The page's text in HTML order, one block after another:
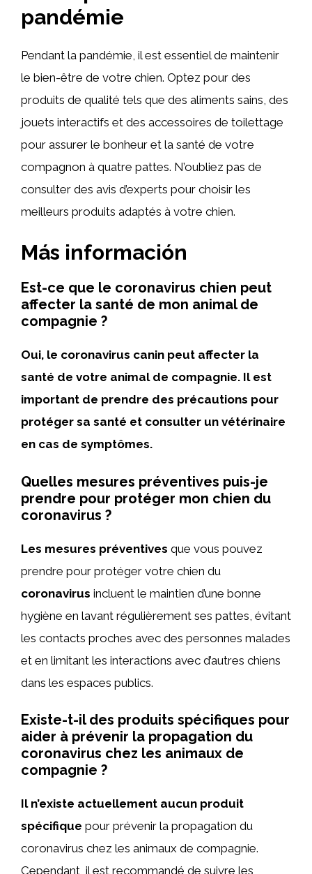
pandémie
Pendant la pandémie, il est essentiel de maintenir
le bien-être de votre chien. Optez pour des
produits de qualité tels que des aliments sains, des
jouets interactifs et des accessoires de toilettage
pour assurer le bonheur et la santé de votre
compagnon à quatre pattes. N’oubliez pas de
consulter des avis d’experts pour choisir les
meilleurs produits adaptés à votre chien.
Más información
Est-ce que le coronavirus chien peut
affecter la santé de mon animal de
compagnie ?
Oui, le coronavirus canin peut affecter la
santé de votre animal de compagnie. Il est
important de prendre des précautions pour
protéger sa santé et consulter un vétérinaire
en cas de symptômes.
Quelles mesures préventives puis-je
prendre pour protéger mon chien du
coronavirus ?
Les mesures préventives que vous pouvez
prendre pour protéger votre chien du
coronavirus incluent le maintien d’une bonne
hygiène en lavant régulièrement ses pattes, évitant
les contacts proches avec des personnes malades
et en limitant les interactions avec d’autres chiens
dans les espaces publics.
Existe-t-il des produits spécifiques pour
aider à prévenir la propagation du
coronavirus chez les animaux de
compagnie ?
Il n’existe actuellement aucun produit
spécifique pour prévenir la propagation du
coronavirus chez les animaux de compagnie.
Cependant, il est recommandé de suivre les